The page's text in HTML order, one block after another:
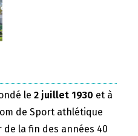
le 2 juillet 1930 et à
de Sport athlétique
la fin des années 40